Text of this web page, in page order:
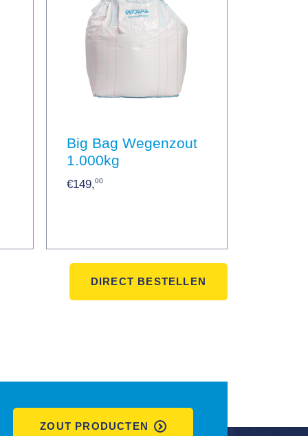
Big Bag Wegenzout
1.000kg
€149,00
DIRECT BESTELLEN
ZOUT PRODUCTEN